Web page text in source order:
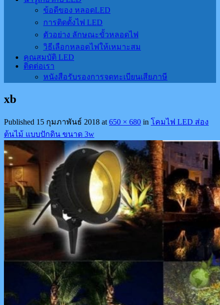
ข้อดีของ หลอดLED
การติดตั้งไฟ LED
ตัวอย่าง ลักษณะขั้วหลอดไฟ
วิธีเลือกหลอดไฟให้เหมาะสม
คุณสมบัติ LED
ติดต่อเรา
หนังสือรับรองการจดทะเบียนเสียภาษี
xb
Published 15 กุมภาพันธ์ 2018 at 650 × 680 in โคมไฟ LED ส่อง
ต้นไม้ แบบปักดิน ขนาด 3w